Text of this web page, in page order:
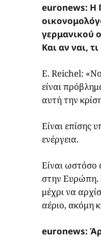
euronews: Η
γερμανικού
Και αν ναι,
E. Reichel:
είναι
αυτή την
Είναι επίσης
ενέργεια.
Είναι ωστόσο
στην Ευρώπη.
μέχρι να
αέριο, ακόμη
euronews: